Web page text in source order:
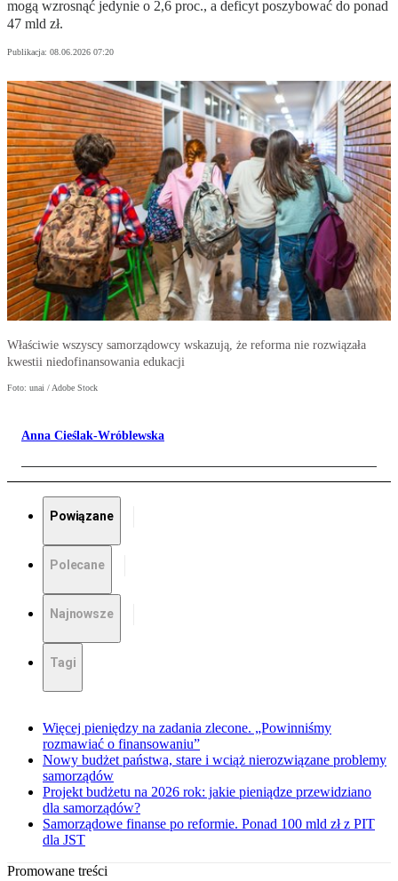
mogą wzrosnąć jedynie o 2,6 proc., a deficyt poszybować do ponad
47 mld zł.
Publikacja: 08.06.2026 07:20
Właściwie wszyscy samorządowcy wskazują, że reforma nie rozwiązała
kwestii niedofinansowania edukacji
Foto: unai / Adobe Stock
Anna Cieślak-Wróblewska
Powiązane
Polecane
Najnowsze
Tagi
Więcej pieniędzy na zadania zlecone. „Powinniśmy
rozmawiać o finansowaniu”
Nowy budżet państwa, stare i wciąż nierozwiązane problemy
samorządów
Projekt budżetu na 2026 rok: jakie pieniądze przewidziano
dla samorządów?
Samorządowe finanse po reformie. Ponad 100 mld zł z PIT
dla JST
Promowane treści